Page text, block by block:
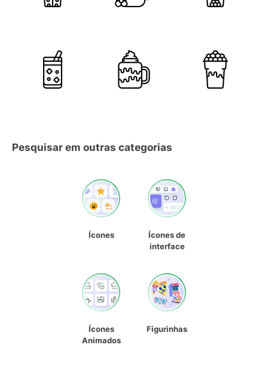
Pesquisar em outras categorias
Ícones
Ícones de
interface
Ícones
Animados
Figurinhas